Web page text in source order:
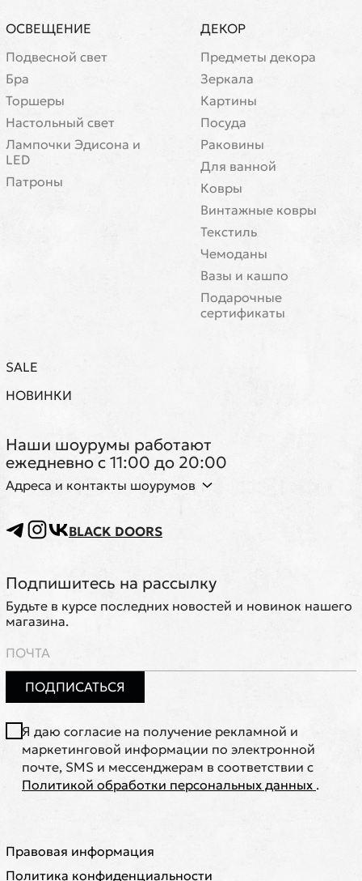
ОСВЕЩЕНИЕ
Подвесной свет
Бра
Торшеры
Настольный свет
Лампочки Эдисона и
LED
Патроны
ДЕКОР
Предметы декора
Зеркала
Картины
Посуда
Раковины
Для ванной
Ковры
Винтажные ковры
Текстиль
Чемоданы
Вазы и кашпо
Подарочные
сертификаты
SALE
НОВИНКИ
Наши шоурумы работают
ежедневно с 11:00 до 20:00
Адреса и контакты шоурумов
BLACK DOORS
Подпишитесь на рассылку
Будьте в курсе последних новостей и новинок нашего
магазина.
ПОДПИСАТЬСЯ
Я даю согласие на получение рекламной и
маркетинговой информации по электронной
почте, SMS и мессенджерам в соответствии с
Политикой обработки персональных данных .
Правовая информация
Политика конфиденциальности